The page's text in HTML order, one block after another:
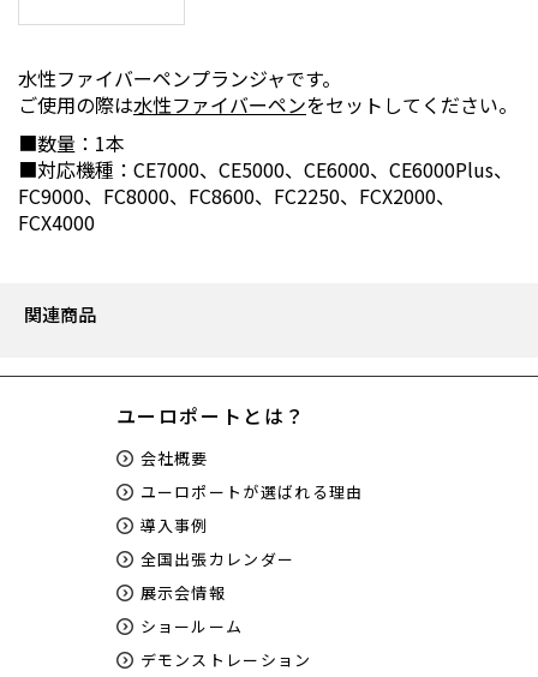
水性ファイバーペンプランジャです。
ご使用の際は水性ファイバーペンをセットしてください。
■数量：1本
■対応機種：CE7000、CE5000、CE6000、CE6000Plus、
FC9000、FC8000、FC8600、FC2250、FCX2000、
FCX4000
関連商品
ユーロポートとは？
会社概要
ユーロポートが選ばれる理由
導入事例
全国出張カレンダー
展示会情報
ショールーム
デモンストレーション